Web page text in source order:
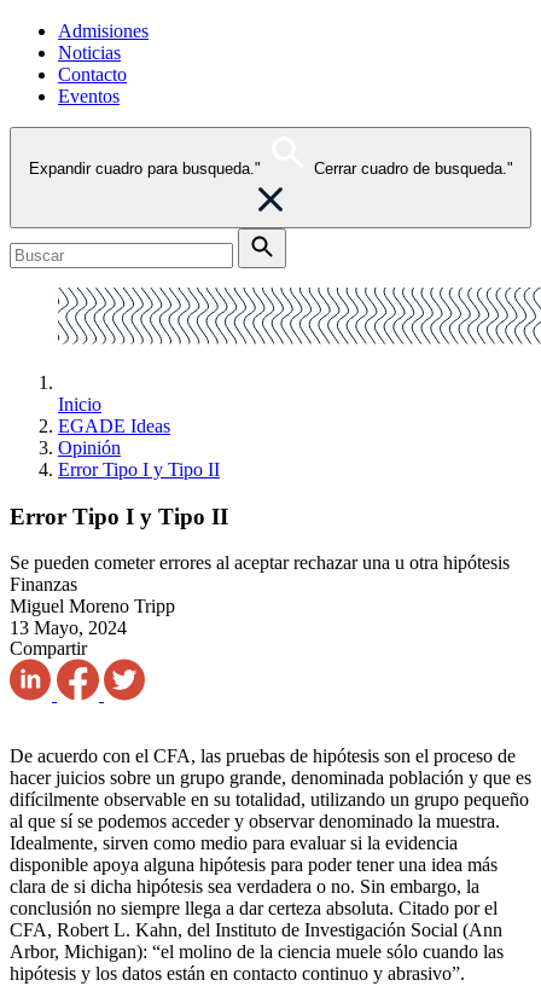
Admisiones
Noticias
Contacto
Eventos
Expandir cuadro para busqueda." Cerrar cuadro de busqueda."
Inicio
EGADE Ideas
Opinión
Error Tipo I y Tipo II
Error Tipo I y Tipo II
Se pueden cometer errores al aceptar rechazar una u otra hipótesis
Finanzas
Miguel Moreno Tripp
13 Mayo, 2024
Compartir
De acuerdo con el CFA, las pruebas de hipótesis son el proceso de
hacer juicios sobre un grupo grande, denominada población y que es
difícilmente observable en su totalidad, utilizando un grupo pequeño
al que sí se podemos acceder y observar denominado la muestra.
Idealmente, sirven como medio para evaluar si la evidencia
disponible apoya alguna hipótesis para poder tener una idea más
clara de si dicha hipótesis sea verdadera o no. Sin embargo, la
conclusión no siempre llega a dar certeza absoluta. Citado por el
CFA, Robert L. Kahn, del Instituto de Investigación Social (Ann
Arbor, Michigan): “el molino de la ciencia muele sólo cuando las
hipótesis y los datos están en contacto continuo y abrasivo”.